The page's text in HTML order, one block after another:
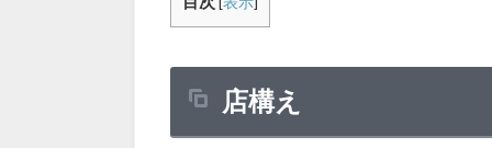
店構え